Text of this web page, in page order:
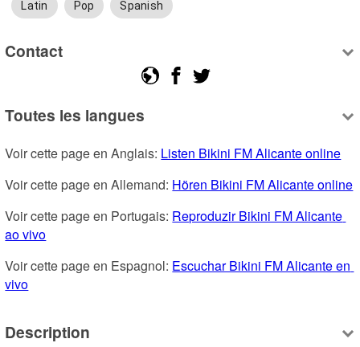
Latin Pop Spanish
Contact
Toutes les langues
Voir cette page en Anglais: Listen Bikini FM Alicante online
Voir cette page en Allemand: Hören Bikini FM Alicante online
Voir cette page en Portugais: Reproduzir Bikini FM Alicante
ao vivo
Voir cette page en Espagnol: Escuchar Bikini FM Alicante en
vivo
Description